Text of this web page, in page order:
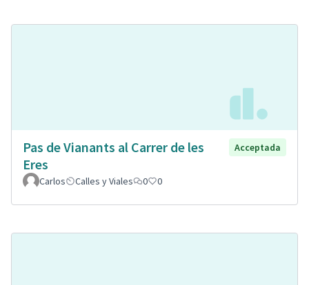
Pas de Vianants al Carrer de les
Eres
Acceptada
Carlos Calles y Viales 0 0